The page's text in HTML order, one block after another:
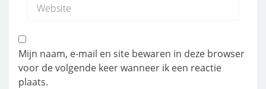
Mijn naam, e-mail en site bewaren in deze browser
voor de volgende keer wanneer ik een reactie
plaats.